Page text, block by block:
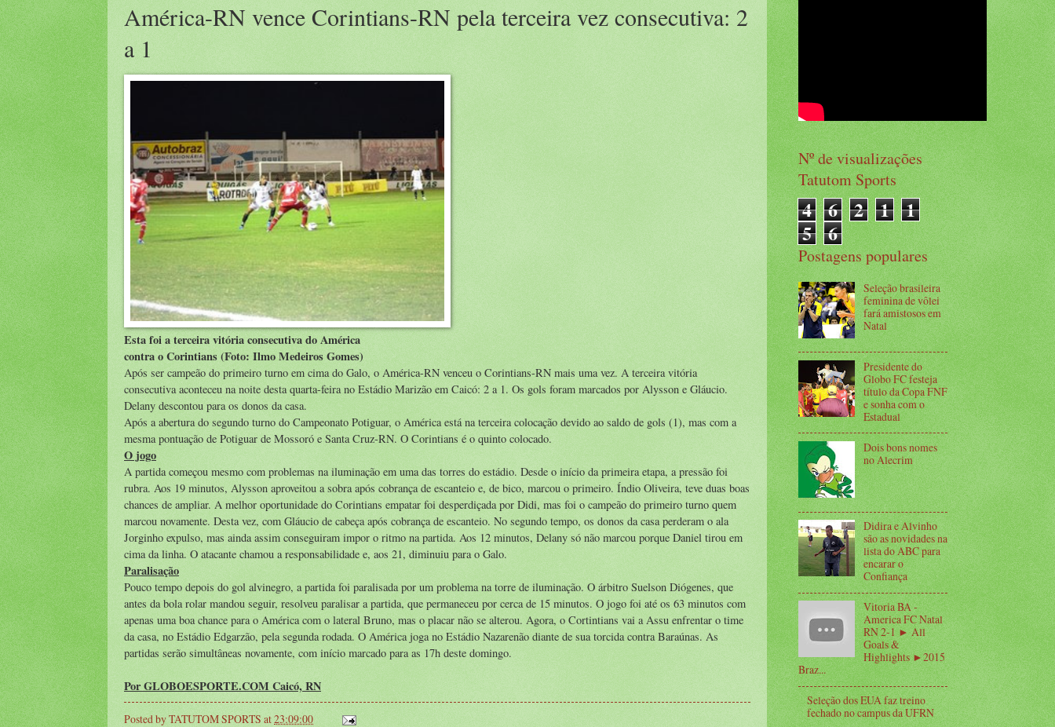
América-RN vence Corintians-RN pela terceira vez consecutiva: 2
a 1
Esta foi a terceira vitória consecutiva do América
contra o Corintians (Foto: Ilmo Medeiros Gomes)
Após ser campeão do primeiro turno em cima do Galo, o América-RN venceu o Corintians-RN mais uma vez. A terceira vitória
consecutiva aconteceu na noite desta quarta-feira no Estádio Marizão em Caicó: 2 a 1. Os gols foram marcados por Alysson e Gláucio.
Delany descontou para os donos da casa.
Após a abertura do segundo turno do Campeonato Potiguar, o América está na terceira colocação devido ao saldo de gols (1), mas com a
mesma pontuação de Potiguar de Mossoró e Santa Cruz-RN. O Corintians é o quinto colocado.
O jogo
A partida começou mesmo com problemas na iluminação em uma das torres do estádio. Desde o início da primeira etapa, a pressão foi
rubra. Aos 19 minutos, Alysson aproveitou a sobra após cobrança de escanteio e, de bico, marcou o primeiro. Índio Oliveira, teve duas boas
chances de ampliar. A melhor oportunidade do Corintians empatar foi desperdiçada por Didi, mas foi o campeão do primeiro turno quem
marcou novamente. Desta vez, com Gláucio de cabeça após cobrança de escanteio. No segundo tempo, os donos da casa perderam o ala
Jorginho expulso, mas ainda assim conseguiram impor o ritmo na partida. Aos 12 minutos, Delany só não marcou porque Daniel tirou em
cima da linha. O atacante chamou a responsabilidade e, aos 21, diminuiu para o Galo.
Paralisação
Pouco tempo depois do gol alvinegro, a partida foi paralisada por um problema na torre de iluminação. O árbitro Suelson Diógenes, que
antes da bola rolar mandou seguir, resolveu paralisar a partida, que permaneceu por cerca de 15 minutos. O jogo foi até os 63 minutos com
apenas uma boa chance para o América com o lateral Bruno, mas o placar não se alterou. Agora, o Cortintians vai a Assu enfrentar o time
da casa, no Estádio Edgarzão, pela segunda rodada. O América joga no Estádio Nazarenão diante de sua torcida contra Baraúnas. As
partidas serão simultâneas novamente, com início marcado para as 17h deste domingo.
PorGLOBOESPORTE.COMCaicó, RN
Posted byTATUTOM SPORTS at23:09:00
Nº de visualizações
Tatutom Sports
4 6 2 1 1
5 6
Postagens populares
Seleção brasileira
feminina de vôlei
fará amistosos em
Natal
Presidente do
Globo FC festeja
título da Copa FNF
e sonha com o
Estadual
Dois bons nomes
no Alecrim
Didira e Alvinho
são as novidades na
lista do ABC para
encarar o
Confiança
Vitoria BA -
America FC Natal
RN 2-1 ► All
Goals &
Highlights ►2015
Braz...
Seleção dos EUA faz treino
fechado no campus da UFRN